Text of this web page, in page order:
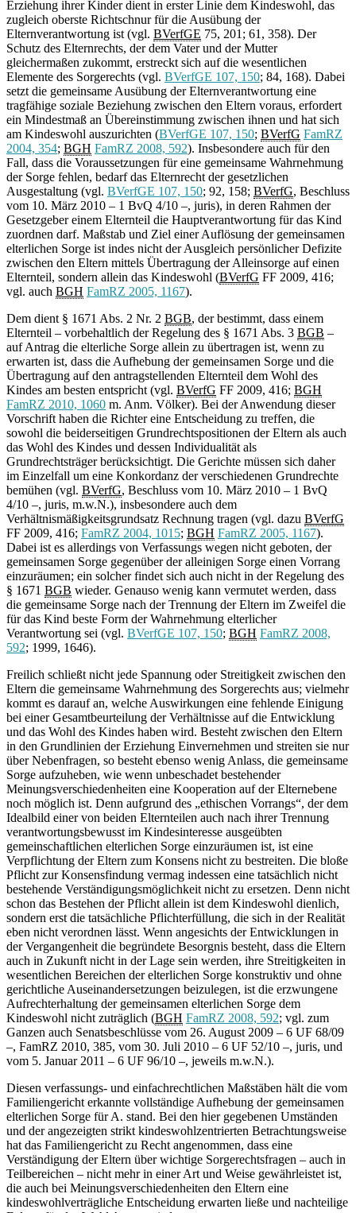
Erziehung ihrer Kinder dient in erster Linie dem Kindeswohl, das
zugleich oberste Richtschnur für die Ausübung der
Elternverantwortung ist (vgl. BVerfGE 75, 201; 61, 358). Der
Schutz des Elternrechts, der dem Vater und der Mutter
gleichermaßen zukommt, erstreckt sich auf die wesentlichen
Elemente des Sorgerechts (vgl. BVerfGE 107, 150; 84, 168). Dabei
setzt die gemeinsame Ausübung der Elternverantwortung eine
tragfähige soziale Beziehung zwischen den Eltern voraus, erfordert
ein Mindestmaß an Übereinstimmung zwischen ihnen und hat sich
am Kindeswohl auszurichten (BVerfGE 107, 150; BVerfG FamRZ
2004, 354; BGH FamRZ 2008, 592). Insbesondere auch für den
Fall, dass die Voraussetzungen für eine gemeinsame Wahrnehmung
der Sorge fehlen, bedarf das Elternrecht der gesetzlichen
Ausgestaltung (vgl. BVerfGE 107, 150; 92, 158; BVerfG, Beschluss
vom 10. März 2010 – 1 BvQ 4/10 –, juris), in deren Rahmen der
Gesetzgeber einem Elternteil die Hauptverantwortung für das Kind
zuordnen darf. Maßstab und Ziel einer Auflösung der gemeinsamen
elterlichen Sorge ist indes nicht der Ausgleich persönlicher Defizite
zwischen den Eltern mittels Übertragung der Alleinsorge auf einen
Elternteil, sondern allein das Kindeswohl (BVerfG FF 2009, 416;
vgl. auch BGH FamRZ 2005, 1167).
Dem dient § 1671 Abs. 2 Nr. 2 BGB, der bestimmt, dass einem
Elternteil – vorbehaltlich der Regelung des § 1671 Abs. 3 BGB –
auf Antrag die elterliche Sorge allein zu übertragen ist, wenn zu
erwarten ist, dass die Aufhebung der gemeinsamen Sorge und die
Übertragung auf den antragstellenden Elternteil dem Wohl des
Kindes am besten entspricht (vgl. BVerfG FF 2009, 416; BGH
FamRZ 2010, 1060 m. Anm. Völker). Bei der Anwendung dieser
Vorschrift haben die Richter eine Entscheidung zu treffen, die
sowohl die beiderseitigen Grundrechtspositionen der Eltern als auch
das Wohl des Kindes und dessen Individualität als
Grundrechtsträger berücksichtigt. Die Gerichte müssen sich daher
im Einzelfall um eine Konkordanz der verschiedenen Grundrechte
bemühen (vgl. BVerfG, Beschluss vom 10. März 2010 – 1 BvQ
4/10 –, juris, m.w.N.), insbesondere auch dem
Verhältnismäßigkeitsgrundsatz Rechnung tragen (vgl. dazu BVerfG
FF 2009, 416; FamRZ 2004, 1015; BGH FamRZ 2005, 1167).
Dabei ist es allerdings von Verfassungs wegen nicht geboten, der
gemeinsamen Sorge gegenüber der alleinigen Sorge einen Vorrang
einzuräumen; ein solcher findet sich auch nicht in der Regelung des
§ 1671 BGB wieder. Genauso wenig kann vermutet werden, dass
die gemeinsame Sorge nach der Trennung der Eltern im Zweifel die
für das Kind beste Form der Wahrnehmung elterlicher
Verantwortung sei (vgl. BVerfGE 107, 150; BGH FamRZ 2008,
592; 1999, 1646).
Freilich schließt nicht jede Spannung oder Streitigkeit zwischen den
Eltern die gemeinsame Wahrnehmung des Sorgerechts aus; vielmehr
kommt es darauf an, welche Auswirkungen eine fehlende Einigung
bei einer Gesamtbeurteilung der Verhältnisse auf die Entwicklung
und das Wohl des Kindes haben wird. Besteht zwischen den Eltern
in den Grundlinien der Erziehung Einvernehmen und streiten sie nur
über Nebenfragen, so besteht ebenso wenig Anlass, die gemeinsame
Sorge aufzuheben, wie wenn unbeschadet bestehender
Meinungsverschiedenheiten eine Kooperation auf der Elternebene
noch möglich ist. Denn aufgrund des „ethischen Vorrangs“, der dem
Idealbild einer von beiden Elternteilen auch nach ihrer Trennung
verantwortungsbewusst im Kindesinteresse ausgeübten
gemeinschaftlichen elterlichen Sorge einzuräumen ist, ist eine
Verpflichtung der Eltern zum Konsens nicht zu bestreiten. Die bloße
Pflicht zur Konsensfindung vermag indessen eine tatsächlich nicht
bestehende Verständigungsmöglichkeit nicht zu ersetzen. Denn nicht
schon das Bestehen der Pflicht allein ist dem Kindeswohl dienlich,
sondern erst die tatsächliche Pflichterfüllung, die sich in der Realität
eben nicht verordnen lässt. Wenn angesichts der Entwicklungen in
der Vergangenheit die begründete Besorgnis besteht, dass die Eltern
auch in Zukunft nicht in der Lage sein werden, ihre Streitigkeiten in
wesentlichen Bereichen der elterlichen Sorge konstruktiv und ohne
gerichtliche Auseinandersetzungen beizulegen, ist die erzwungene
Aufrechterhaltung der gemeinsamen elterlichen Sorge dem
Kindeswohl nicht zuträglich (BGH FamRZ 2008, 592; vgl. zum
Ganzen auch Senatsbeschlüsse vom 26. August 2009 – 6 UF 68/09
–, FamRZ 2010, 385, vom 30. Juli 2010 – 6 UF 52/10 –, juris, und
vom 5. Januar 2011 – 6 UF 96/10 –, jeweils m.w.N.).
Diesen verfassungs- und einfachrechtlichen Maßstäben hält die vom
Familiengericht erkannte vollständige Aufhebung der gemeinsamen
elterlichen Sorge für A. stand. Bei den hier gegebenen Umständen
und der angezeigten strikt kindeswohlzentrierten Betrachtungsweise
hat das Familiengericht zu Recht angenommen, dass eine
Verständigung der Eltern über wichtige Sorgerechtsfragen – auch in
Teilbereichen – nicht mehr in einer Art und Weise gewährleistet ist,
die auch bei Meinungsverschiedenheiten den Eltern eine
kindeswohlverträgliche Entscheidung erwarten ließe und nachteilige